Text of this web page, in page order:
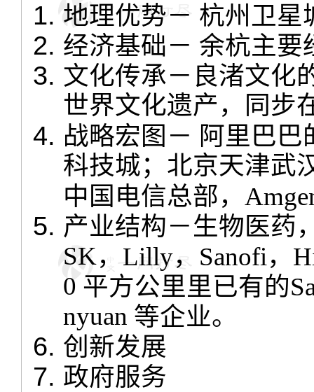
地理优势－ 杭州卫星
经济基础－ 余杭主要
文化传承－良渚文化
世界文化遗产，同步
战略宏图－ 阿里巴巴
科技城；北京天津武
中国电信总部，
产业结构－生物医药
SK， Lilly， Sanofi，
0 平方公里里已有的
nyuan 等企业。
创新发展
政府服务